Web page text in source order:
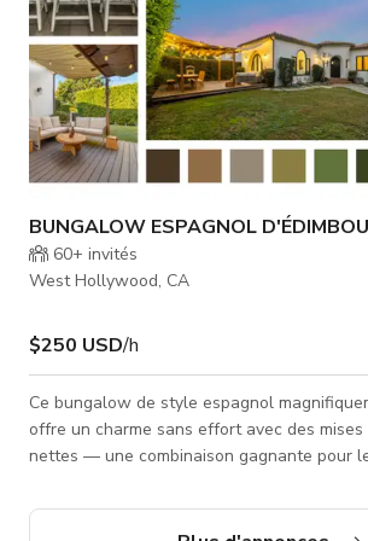
BUNGALOW ESPAGNOL
60+ invités
West Hollywood, CA
$250 USD/h
Ce bungalow de style espagnol
offre un charme sans effort avec des mises
nettes — une combinaison gagnante pour
stuc blanc, l'entrée en arc et le toit en
instantanément votre tournage ou